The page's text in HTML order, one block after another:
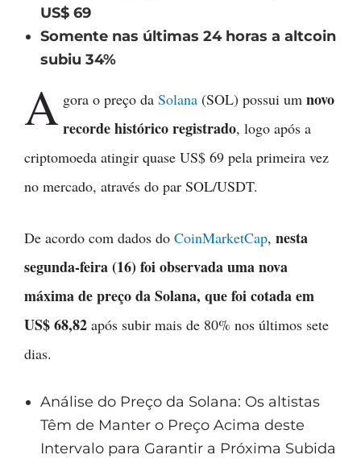
US$ 69
Somente nas últimas 24 horas a altcoin
subiu 34%
A gora o preço daSolana (SOL) possui umnovo
recorde histórico registrado, logo após a
criptomoeda atingir quase US$ 69 pela primeira vez
no mercado, através do par SOL/USDT.
De acordo com dados do CoinMarketCap, nesta
segunda-feira (16) foi observada uma nova
máxima de preço da Solana, que foi cotada em
US$ 68,82 após subir mais de 80% nos últimos sete
dias.
Análise do Preço da Solana: Os altistas
Têm de Manter o Preço Acima deste
Intervalo para Garantir a Próxima Subida